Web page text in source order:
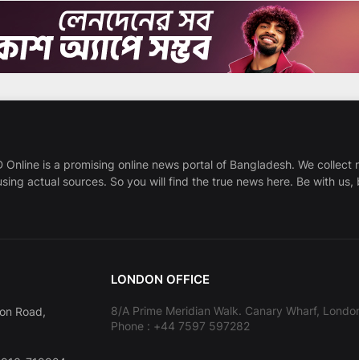
Online is a promising online news portal of Bangladesh. We collect
actual sources. So you will find the true news here. Be with us,
Road,
LONDON OFFICE
8/A Prime Meridian Walk. Canary Wharf,
Phone : +44 7597 597282